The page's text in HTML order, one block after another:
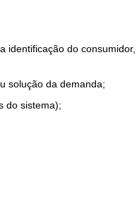
do consumidor,
solução da demanda;
do sistema);